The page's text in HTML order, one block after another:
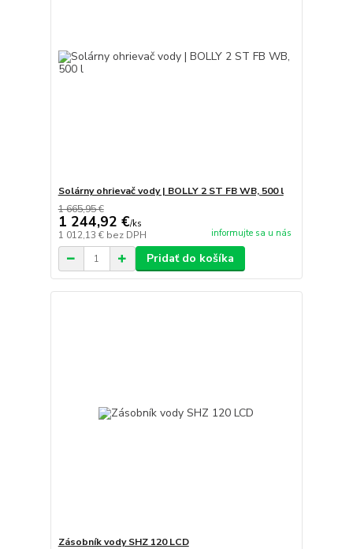
Solárny ohrievač vody | BOLLY 2 ST FB WB, 500 l
1 665,95 €
1 244,92 €/ks
1 012,13 € bez DPH informujte sa u nás
Pridať do košíka
Zásobník vody SHZ 120 LCD